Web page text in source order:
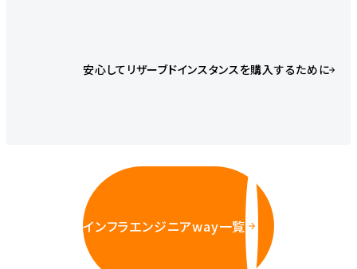
安心してリザーブドインスタンスを購入するために
インフラエンジニアway一覧